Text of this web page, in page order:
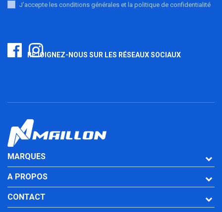
J'accepte les conditions générales et la politique de confidentialité
REJOIGNEZ-NOUS SUR LES RÉSEAUX SOCIAUX
MARQUES
A PROPOS
CONTACT